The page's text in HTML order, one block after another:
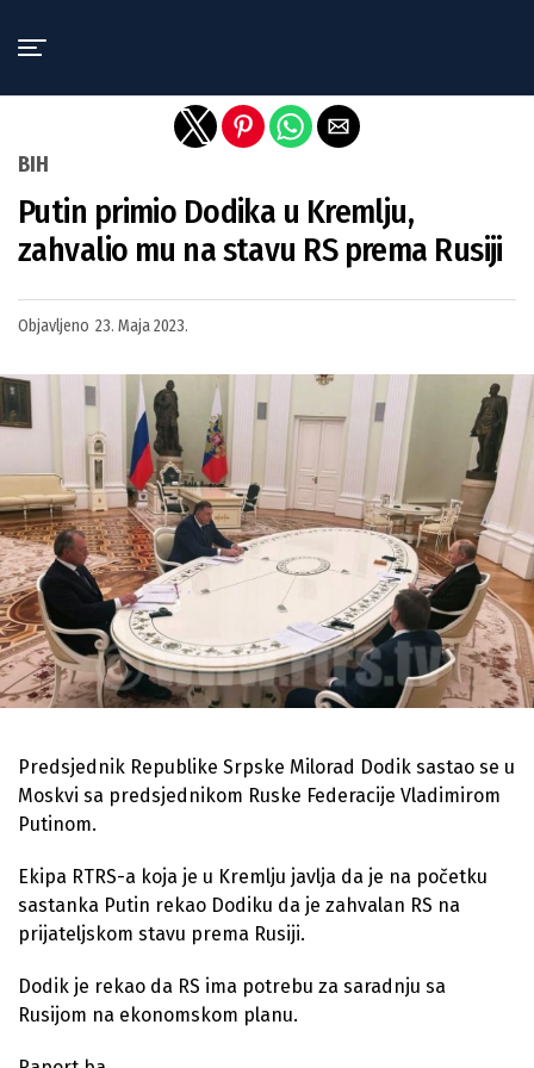
BIH
Putin primio Dodika u Kremlju,
zahvalio mu na stavu RS prema Rusiji
Objavljeno 23. Maja 2023.
Predsjednik Republike Srpske Milorad Dodik sastao se u
Moskvi sa predsjednikom Ruske Federacije Vladimirom
Putinom.
Ekipa RTRS-a koja je u Kremlju javlja da je na početku
sastanka Putin rekao Dodiku da je zahvalan RS na
prijateljskom stavu prema Rusiji.
Dodik je rekao da RS ima potrebu za saradnju sa
Rusijom na ekonomskom planu.